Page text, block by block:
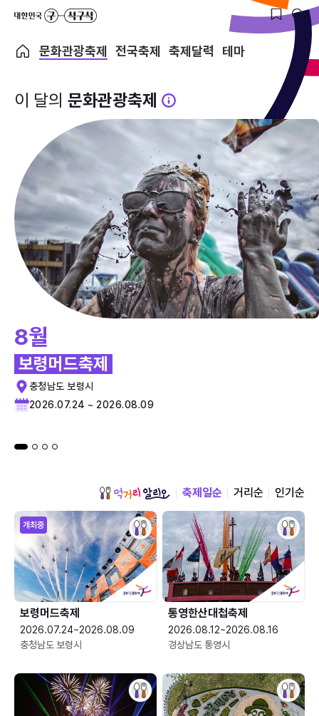
문화관광축제 전국축제 축제달력 테마
이 달의 문화관광축제
8월
보령머드축제
충청남도 보령시
2026.07.24 ~ 2026.08.09
축제일순 거리순 인기순
개최중
보령머드축제
2026.07.24~2026.08.09
충청남도 보령시
통영한산대첩축제
2026.08.12~2026.08.16
경상남도 통영시